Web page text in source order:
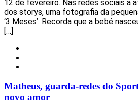
12 de fevereiro. Nas redes sociais a
dos storys, uma fotografia da
‘3 Meses’. Recorda que a bebé
[…]
Matheus, guarda-redes do
novo amor